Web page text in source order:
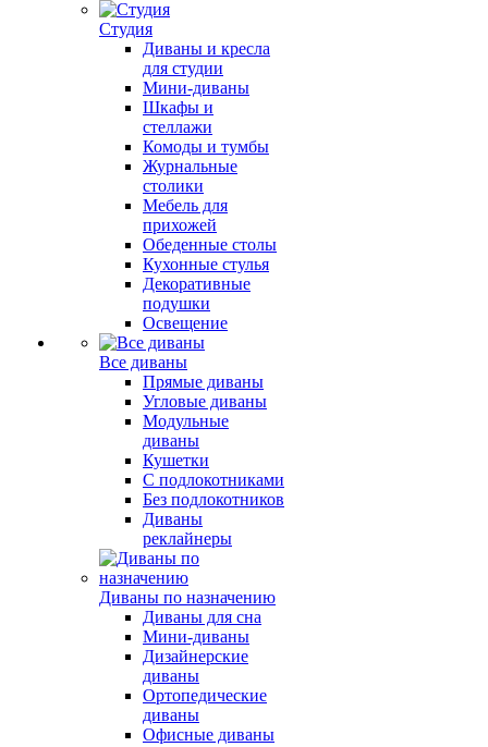
Студия
Диваны и кресла
для студии
Мини-диваны
Шкафы и
стеллажи
Комоды и тумбы
Журнальные
столики
Мебель для
прихожей
Обеденные столы
Кухонные стулья
Декоративные
подушки
Освещение
Все диваны
Прямые диваны
Угловые диваны
Модульные
диваны
Кушетки
С подлокотниками
Без подлокотников
Диваны
реклайнеры
Диваны по назначению
Диваны для сна
Мини-диваны
Дизайнерские
диваны
Ортопедические
диваны
Офисные диваны